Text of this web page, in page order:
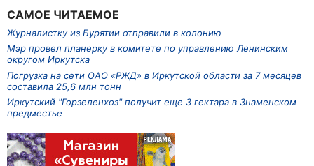
САМОЕ ЧИТАЕМОЕ
Журналистку из Бурятии отправили в колонию
Мэр провел планерку в комитете по управлению Ленинским
округом Иркутска
Погрузка на сети ОАО «РЖД» в Иркутской области за 7 месяцев
составила 25,6 млн тонн
Иркутский "Горзеленхоз" получит еще 3 гектара в Знаменском
предместье